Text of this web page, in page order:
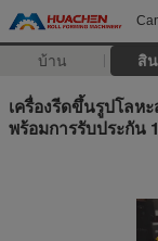
บ้าน สิ
เครื่องรีดขึ้นรูปโลห
พร้อมการรับประกัน